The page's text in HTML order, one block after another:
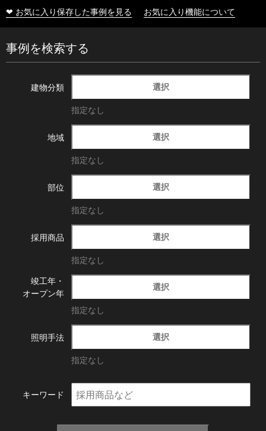
❤ お気に入り保存した事例を見る お気に入り機能について
事例を検索する
建物分類 選択
指定なし
地域 選択
指定なし
部位 選択
指定なし
採用商品 選択
指定なし
竣工年・
オープン年
選択
指定なし
照明手法 選択
指定なし
キーワード